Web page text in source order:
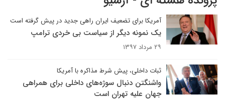
آمریکا برای تضعیف ایران راهی جدید در پیش گرفته است
یک نمونه دیگر از سیاست بی خردی ترامپ
۲۹ مرداد ۱۳۹۷
ثبات داخلی، پیش شرط مذاکره با آمریکا
واشنگتن دنبال سوژه‌های داخلی برای همراهی
جهان علیه تهران است